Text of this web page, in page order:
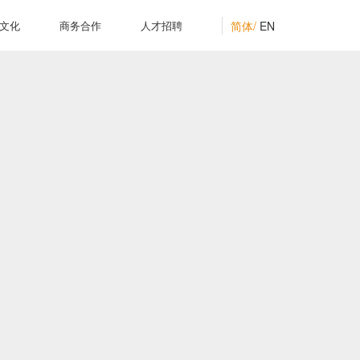
化 商务合作 人才招聘 简体/ EN